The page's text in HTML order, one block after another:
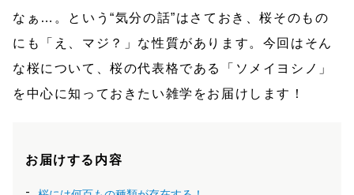
なぁ…。という“気分の話”はさておき、桜そのもの
にも「え、マジ？」な性質があります。今回はそん
な桜について、桜の代表格である「ソメイヨシノ」
を中心に知っておきたい雑学をお届けします！
お届けする内容